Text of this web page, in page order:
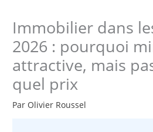
Immobilier dans
2026 : pourquoi
attractive, mais
quel prix
Par Olivier Roussel